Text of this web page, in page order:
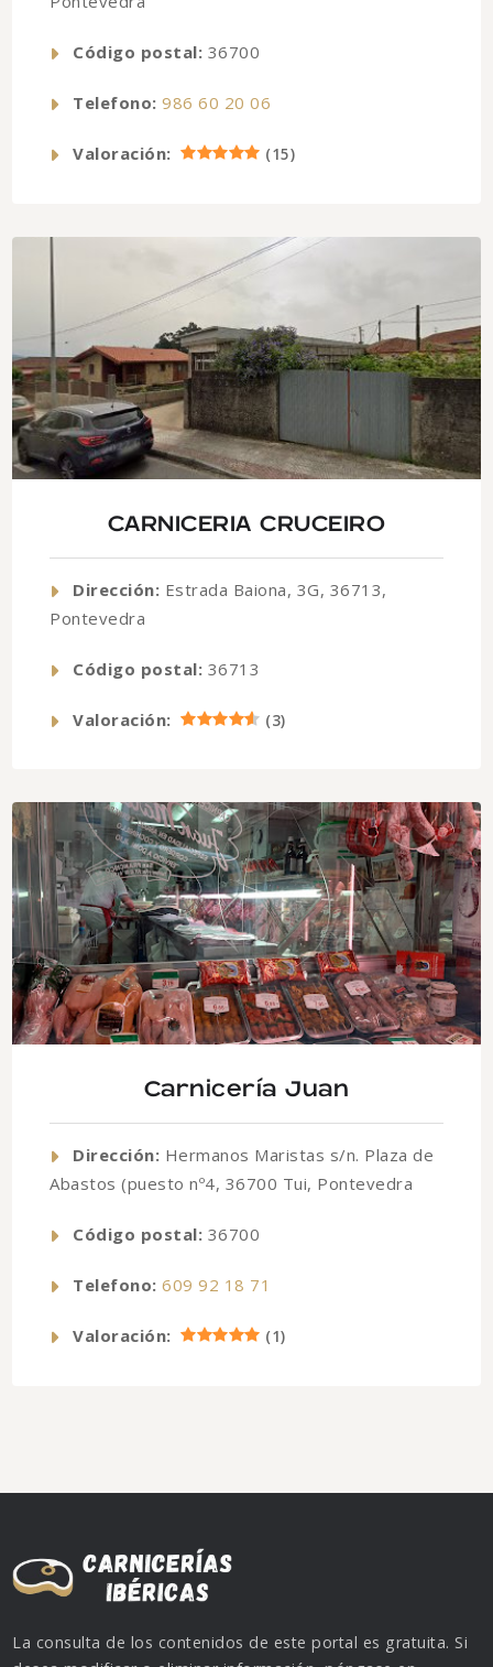
Código postal: 36700
Telefono: 986 60 20 06
Valoración: (15)
CARNICERIA CRUCEIRO
Dirección: Estrada Baiona, 3G, 36713,
Pontevedra
Código postal: 36713
Valoración: (3)
Carnicería Juan
Dirección: Hermanos Maristas s/n. Plaza de
Abastos (puesto nº4, 36700 Tui, Pontevedra
Código postal: 36700
Telefono: 609 92 18 71
Valoración: (1)
La consulta de los contenidos de este portal es gratuita. Si